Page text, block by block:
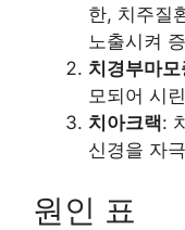
한, 치주질
노출시켜
치경부마모
모되어 시
치아크랙:
신경을 자
원인 표